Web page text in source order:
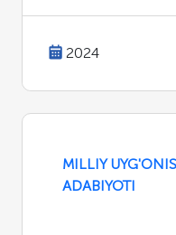
2024
MILLIY
ADABIYOTI